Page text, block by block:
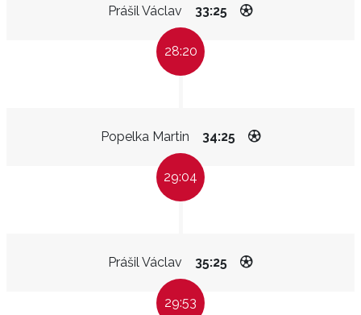
Prášil Václav 33:25
28:20
Popelka Martin 34:25
29:04
Prášil Václav 35:25
29:53